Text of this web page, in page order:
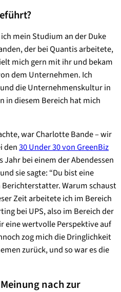
mein Studium an der Duke
der bei Quantis arbeitete,
mich gern mit ihr und bekam
dem Unternehmen. Ich
die Unternehmenskultur in
in diesem Bereich hat mich
war Charlotte Bande – wir
den30 Under 30 von GreenBiz
bei einem der Abendessen
sie sagte: “Du bist eine
Warum schaust
Zeit arbeitete ich im Bereich
bei UPS, also im Bereich der
eine wertvolle Perspektive auf
zog mich die Dringlichkeit
zurück, und so war es die
nach zur